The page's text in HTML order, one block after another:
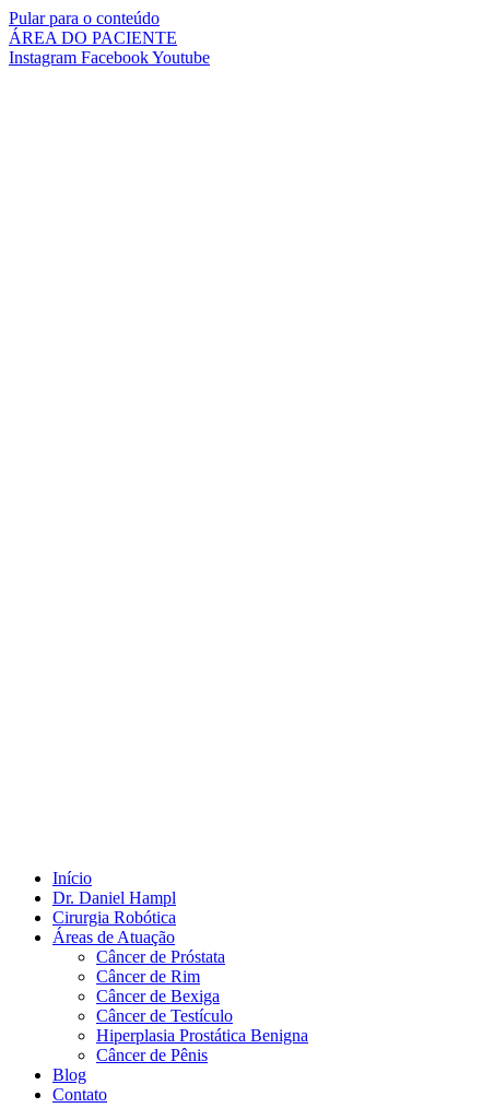
Pular para o conteúdo
ÁREA DO PACIENTE
Instagram FacebookYoutube
Início
Dr. Daniel Hampl
Cirurgia Robótica
Áreas de Atuação
Câncer de Próstata
Câncer de Rim
Câncer de Bexiga
Câncer de Testículo
Hiperplasia Prostática Benigna
Câncer de Pênis
Blog
Contato